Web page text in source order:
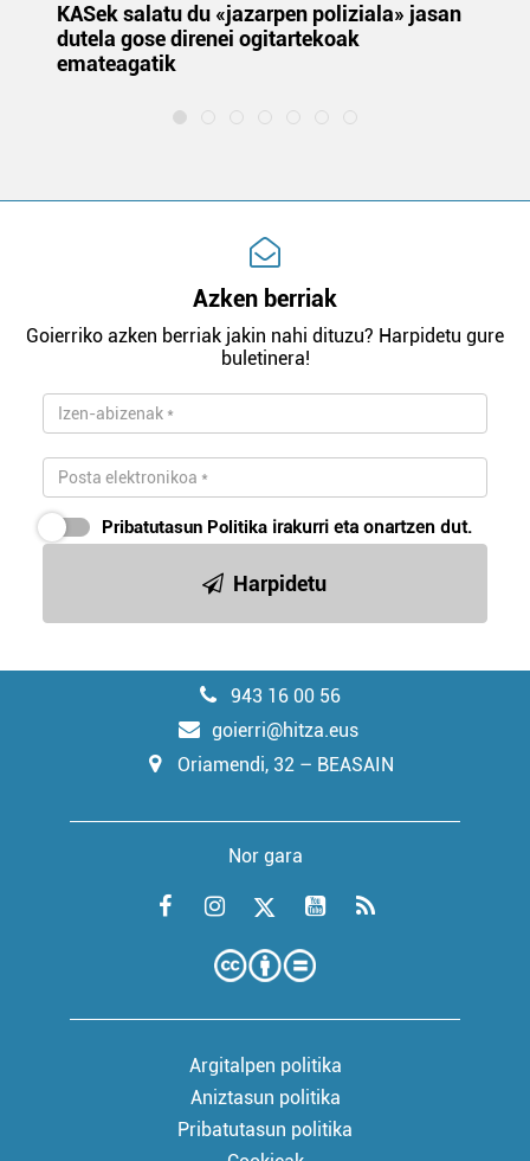
KASek salatu du «jazarpen poliziala» jasan
dutela gose direnei ogitartekoak
emateagatik
Azken berriak
Goierriko azken berriak jakin nahi dituzu? Harpidetu gure
buletinera!
Pribatutasun Politika irakurri eta onartzen dut.
Harpidetu
943 16 00 56
goierri@hitza.eus
Oriamendi, 32 – BEASAIN
Nor gara
Argitalpen politika
Aniztasun politika
Pribatutasun politika